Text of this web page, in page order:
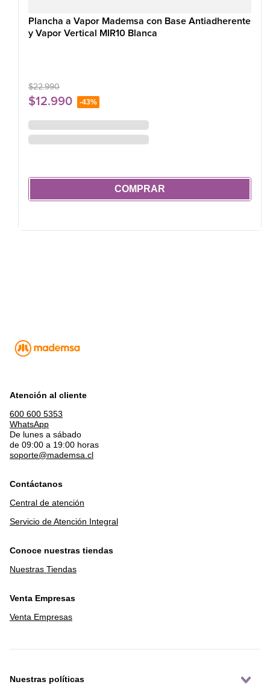
Plancha a Vapor Mademsa con Base Antiadherente
y Vapor Vertical MIR10 Blanca
$22.990
$12.990 -43%
COMPRAR
Atención al cliente
600 600 5353
WhatsApp
De lunes a sábado
de 09:00 a 19:00 horas
soporte@mademsa.cl
Contáctanos
Central de atención
Servicio de Atención Integral
Conoce nuestras tiendas
Nuestras Tiendas
Venta Empresas
Venta Empresas
Nuestras políticas